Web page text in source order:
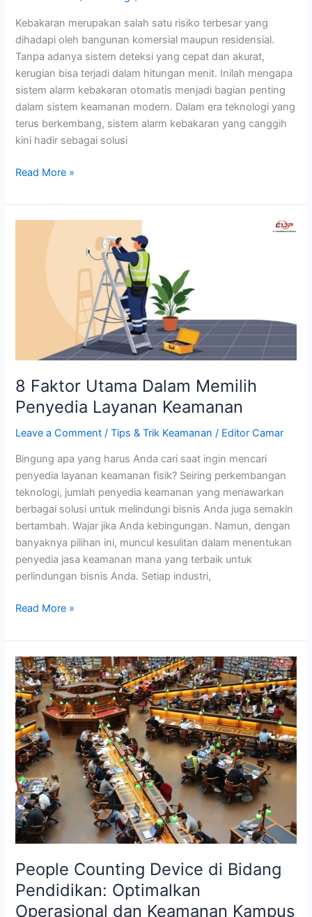
Kebakaran merupakan salah satu risiko terbesar yang
dihadapi oleh bangunan komersial maupun residensial.
Tanpa adanya sistem deteksi yang cepat dan akurat,
kerugian bisa terjadi dalam hitungan menit. Inilah mengapa
sistem alarm kebakaran otomatis menjadi bagian penting
dalam sistem keamanan modern. Dalam era teknologi yang
terus berkembang, sistem alarm kebakaran yang canggih
kini hadir sebagai solusi
Read More »
8 Faktor Utama Dalam Memilih
Penyedia Layanan Keamanan
Leave a Comment /Tips & Trik Keamanan / Editor Camar
Bingung apa yang harus Anda cari saat ingin mencari
penyedia layanan keamanan fisik? Seiring perkembangan
teknologi, jumlah penyedia keamanan yang menawarkan
berbagai solusi untuk melindungi bisnis Anda juga semakin
bertambah. Wajar jika Anda kebingungan. Namun, dengan
banyaknya pilihan ini, muncul kesulitan dalam menentukan
penyedia jasa keamanan mana yang terbaik untuk
perlindungan bisnis Anda. Setiap industri,
Read More »
People Counting Device di Bidang
Pendidikan: Optimalkan
Operasional dan Keamanan Kampus
People
Counting
Device
di
Bidang
Pendidikan:
Optimalkan
Operasional
dan
Keamanan
Kampus